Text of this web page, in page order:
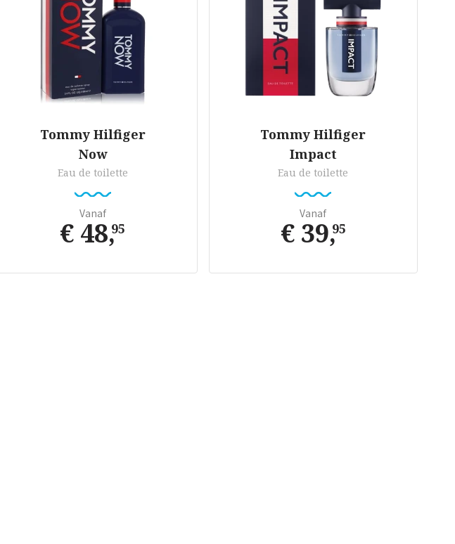
Tommy Hilfiger
Now
Eau de toilette
Vanaf
€ 48,95
Tommy Hilfiger
Impact
Eau de toilette
Vanaf
€ 39,95